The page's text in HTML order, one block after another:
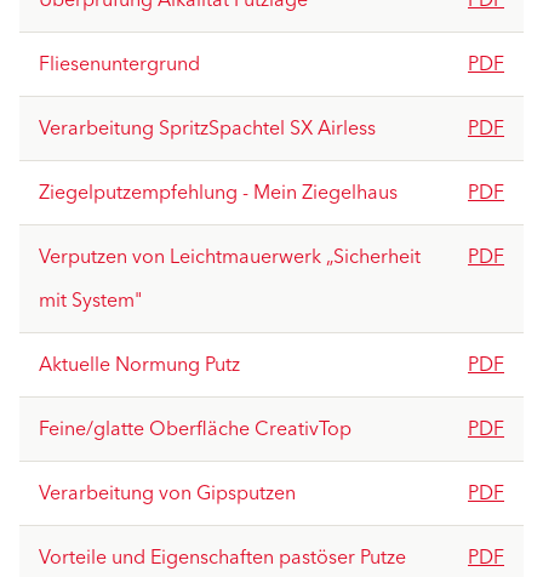
Fliesenuntergrund
PDF
Verarbeitung SpritzSpachtel SX Airless
PDF
Ziegelputzempfehlung - Mein Ziegelhaus
PDF
Verputzen von Leichtmauerwerk „Sicherheit
mit System"
PDF
Aktuelle Normung Putz
PDF
Feine/glatte Oberfläche CreativTop
PDF
Verarbeitung von Gipsputzen
PDF
Vorteile und Eigenschaften pastöser Putze
PDF